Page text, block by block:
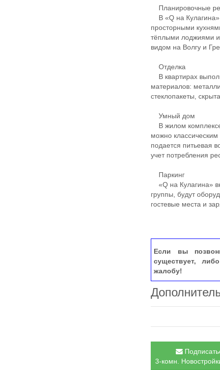
Планировочные
В «Q на Кулагина»
просторными
тёплыми лоджиями и
видом на Волгу и
Отделка
В квартирах
материалов:
стеклопакеты,
Умный дом
В жилом комплексе
можно
подается питьевая
учет потребления
Паркинг
«Q на Кулагина»
группы, будут
гостевые места и
Если вы
существует,
жалобу!
3-комн.